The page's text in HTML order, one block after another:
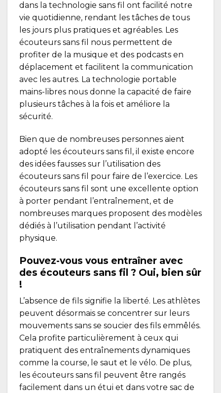
dans la technologie sans fil ont facilité notre
vie quotidienne, rendant les tâches de tous
les jours plus pratiques et agréables. Les
écouteurs sans fil nous permettent de
profiter de la musique et des podcasts en
déplacement et facilitent la communication
avec les autres. La technologie portable
mains-libres nous donne la capacité de faire
plusieurs tâches à la fois et améliore la
sécurité.
Bien que de nombreuses personnes aient
adopté les écouteurs sans fil, il existe encore
des idées fausses sur l’utilisation des
écouteurs sans fil pour faire de l’exercice. Les
écouteurs sans fil sont une excellente option
à porter pendant l’entraînement, et de
nombreuses marques proposent des modèles
dédiés à l’utilisation pendant l’activité
physique.
Pouvez-vous vous entraîner avec
des écouteurs sans fil ? Oui, bien sûr
!
L’absence de fils signifie la liberté. Les athlètes
peuvent désormais se concentrer sur leurs
mouvements sans se soucier des fils emmêlés.
Cela profite particulièrement à ceux qui
pratiquent des entraînements dynamiques
comme la course, le saut et le vélo. De plus,
les écouteurs sans fil peuvent être rangés
facilement dans un étui et dans votre sac de